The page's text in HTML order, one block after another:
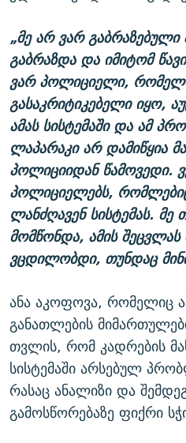
„მე არ ვარ
გაბრაზდა და იმიტომ
ვარ პოლიციელი,
გასაკრიტიკებელი იყო,
ამას სისტემაში და ამ
ლაპარაკი არ დამიწყია
პოლიციიდან წამოვედი.
პოლიციელებს,
ლანძღავენ სისტემას.
მომწონდა, ამის შეცვლას
ვცდილობდი, თუნდაც
ანა აკოფოვა, რომელიც
განათლების
თვლის, რომ კადრების
სისტემაში არსებულ
რასაც ანალიზი და
გამოსწორებაზე ფიქრი